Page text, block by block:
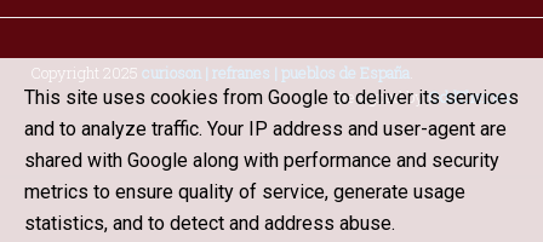
Copyright 2025 curioson | refranes | pueblos de España
Designed byOddThemes
This site uses cookies from Google to deliver its services
and to analyze traffic. Your IP address and user-agent are
shared with Google along with performance and security
metrics to ensure quality of service, generate usage
statistics, and to detect and address abuse.